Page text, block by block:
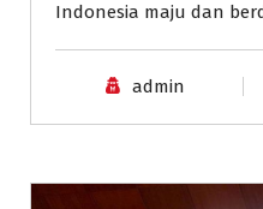
Indonesia maju dan
admin